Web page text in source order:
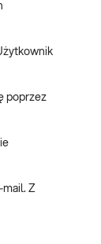
poprzez
Z